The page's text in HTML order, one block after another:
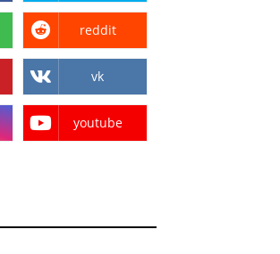
reddit
vk
youtube